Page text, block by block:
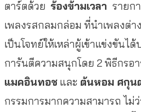
ตาร์ตด้วย ร้องข้ามเวลา รายก
เพลงรสกลมกล่อม ที่นำเพลงต่า
เป็นโจทย์ให้เหล่าผู้เข้าแข่งขันไ
การันตีความสนุกโดย 2 พิธีกรอ
แมคอินทอชและต้นหอม ศกุน
กรรมการมากความสามารถ ไม่ว่